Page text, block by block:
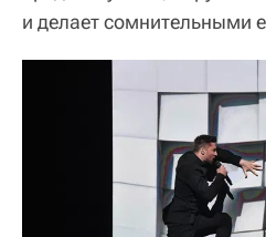
и делает сомнительными